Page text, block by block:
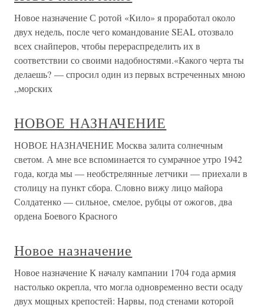
Новое назначение С ротой «Кило» я проработал около
двух недель, после чего командование SEAL отозвало
всех снайперов, чтобы перераспределить их в
соответствии со своими надобностями.«Какого черта ты
делаешь? — спросил один из первых встреченных мною
„морских
НОВОЕ НАЗНАЧЕНИЕ
НОВОЕ НАЗНАЧЕНИЕ Москва залита солнечным
светом. А мне все вспоминается то сумрачное утро 1942
года, когда мы — необстрелянные летчики — приехали в
столицу на пункт сбора. Словно вижу лицо майора
Солдатенко — сильное, смелое, рубцы от ожогов, два
ордена Боевого Красного
Новое назначение
Новое назначение К началу кампании 1704 года армия
настолько окрепла, что могла одновременно вести осаду
двух мощных крепостей: Нарвы, под стенами которой